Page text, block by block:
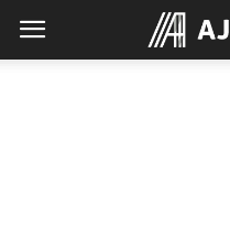
Ajkomp.pl